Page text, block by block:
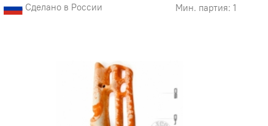
Сделано в России Мин. партия: 1